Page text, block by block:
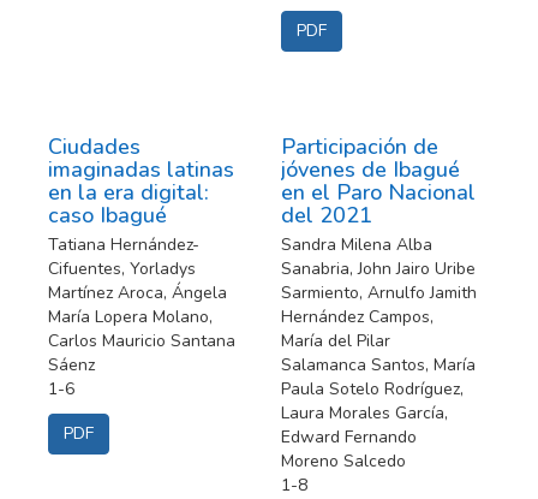
PDF
Ciudades
imaginadas latinas
en la era digital:
caso Ibagué
Tatiana Hernández-
Cifuentes, Yorladys
Martínez Aroca, Ángela
María Lopera Molano,
Carlos Mauricio Santana
Sáenz
1-6
PDF
Participación de
jóvenes de Ibagué
en el Paro Nacional
del 2021
Sandra Milena Alba
Sanabria, John Jairo Uribe
Sarmiento, Arnulfo Jamith
Hernández Campos,
María del Pilar
Salamanca Santos, María
Paula Sotelo Rodríguez,
Laura Morales García,
Edward Fernando
Moreno Salcedo
1-8